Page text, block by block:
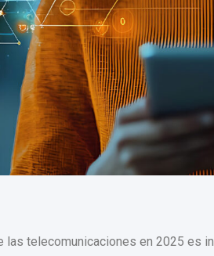
las telecomunicaciones en 2025 es